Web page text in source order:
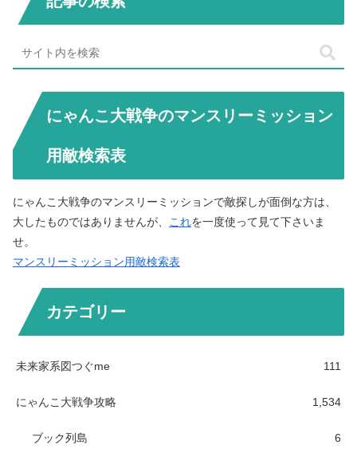
にゃんこ大戦争のマンスリーミッション
用敵検索表
にゃんこ大戦争のマンスリーミッションで敵探しが面倒な方は、
大したものではありませんが、
これを一度使って見て下さいま
せ。
マンスリーミッション用敵検索表
カテゴリー
未来家系図つぐme 111
にゃんこ大戦争攻略 1,534
ブック列島 6